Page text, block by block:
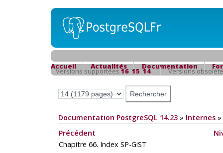
Accueil Actualités Documentation
Versions supportées16 15 14 Versions
Documentation PostgreSQL 14.23» Internes»
Précédent
Chapitre 66. Index SP-GiST